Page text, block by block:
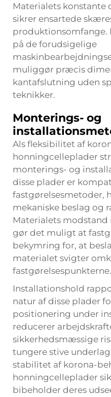
Materialets konstante
sikrer ensartede
på de forudsigelige
muliggør præcis
kantafslutning uden
teknikker.
Monterings- og
Als fleksibilitet af
honningcelleplader
monterings- og
disse plader er
fastgørelsesmetoder,
mekaniske beslag og
Materialets
gør det muligt at
bekymring for, at
materialet svigter
fastgørelsespunkterne.
Installationshold
natur af disse plader
positionering under
reducerer
sikkerhedsmæssige
tungere stive
stabilitet af korona-
honningcelleplader
bibeholder deres